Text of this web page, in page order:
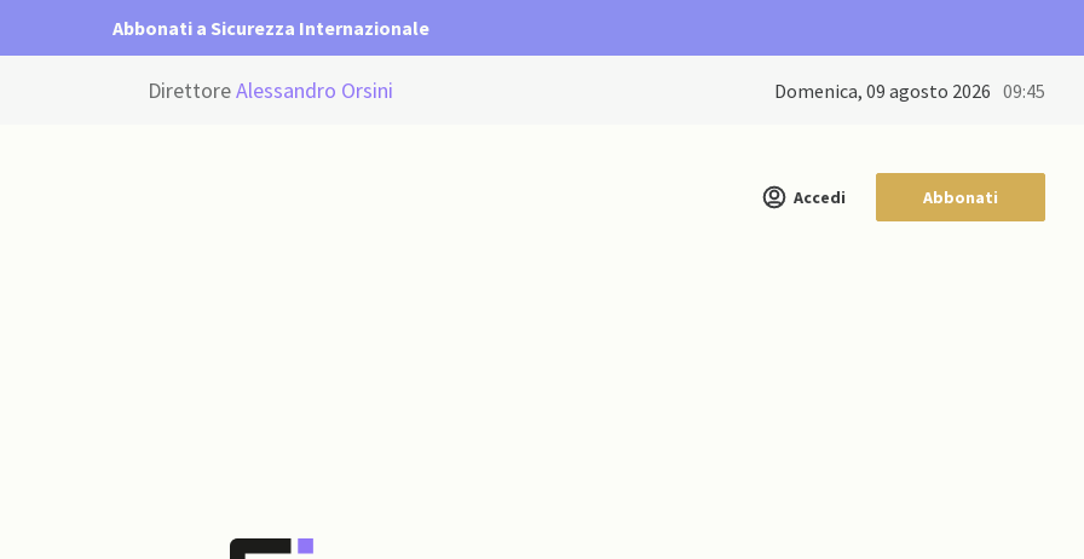
Abbonati a Sicurezza Internazionale
DirettoreAlessandro Orsini domenica, 09 agosto 2026 09:45
Accedi Abbonati